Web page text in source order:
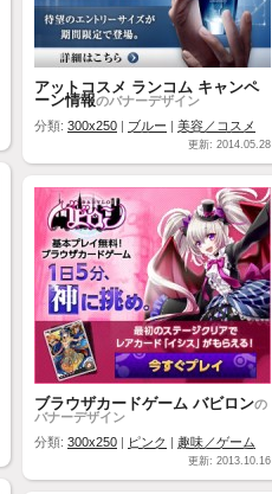
アットコスメ ランコム キャンペ
ーン情報のバナーデザイン
分類: 300x250 | ブルー | 美容／コスメ
更新: 2014.05.28
ブラウザカードゲーム バビロンの
バナーデザイン
分類: 300x250 | ピンク | 趣味／ゲーム
更新: 2013.10.16